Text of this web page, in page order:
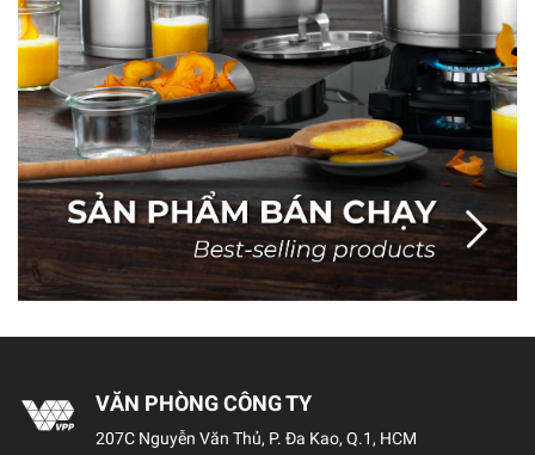
VĂN PHÒNG CÔNG TY
207C Nguyễn Văn Thủ, P. Đa Kao, Q.1, HCM